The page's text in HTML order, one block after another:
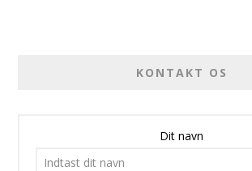
KONTAKT OS
Dit navn